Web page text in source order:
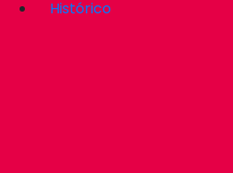
Histórico